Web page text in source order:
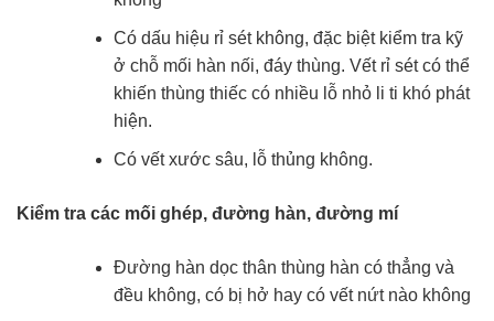
Có dấu hiệu rỉ sét không, đặc biệt kiểm tra kỹ
ở chỗ mối hàn nối, đáy thùng. Vết rỉ sét có thể
khiến thùng thiếc có nhiều lỗ nhỏ li ti khó phát
hiện.
Có vết xước sâu, lỗ thủng không.
Kiểm tra các mối ghép, đường hàn, đường mí
Đường hàn dọc thân thùng hàn có thẳng và
đều không, có bị hở hay có vết nứt nào không